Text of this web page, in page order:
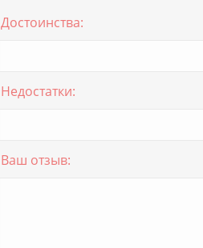
Достоинства:
Недостатки:
Ваш отзыв: